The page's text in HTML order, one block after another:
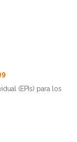
(EPIs) para los